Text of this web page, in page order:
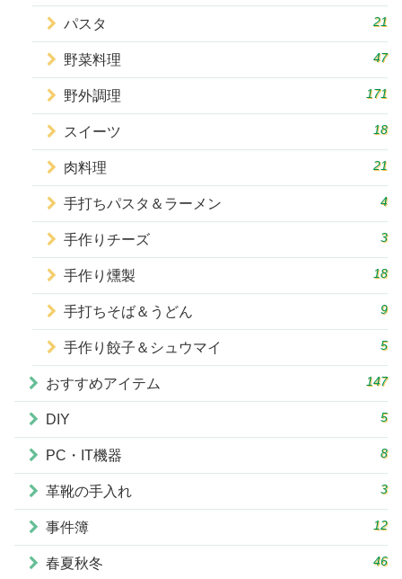
パスタ 21
野菜料理 47
野外調理 171
スイーツ 18
肉料理 21
手打ちパスタ＆ラーメン 4
手作りチーズ 3
手作り燻製 18
手打ちそば＆うどん 9
手作り餃子＆シュウマイ 5
おすすめアイテム 147
DIY 5
PC・IT機器 8
革靴の手入れ 3
事件簿 12
春夏秋冬 46